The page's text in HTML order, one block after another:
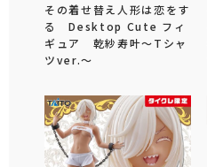
その着せ替え人形は恋をす
る Desktop Cute フィ
ギュア 乾紗寿叶～Tシャ
ツver.～